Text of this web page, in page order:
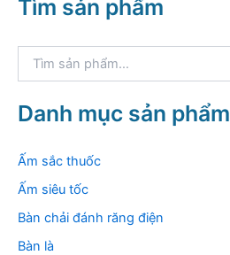
Tìm sản phẩm
k
i
m
Danh mục sản phẩm
Ấm sắc thuốc
Ấm siêu tốc
Bàn chải đánh răng điện
Bàn là